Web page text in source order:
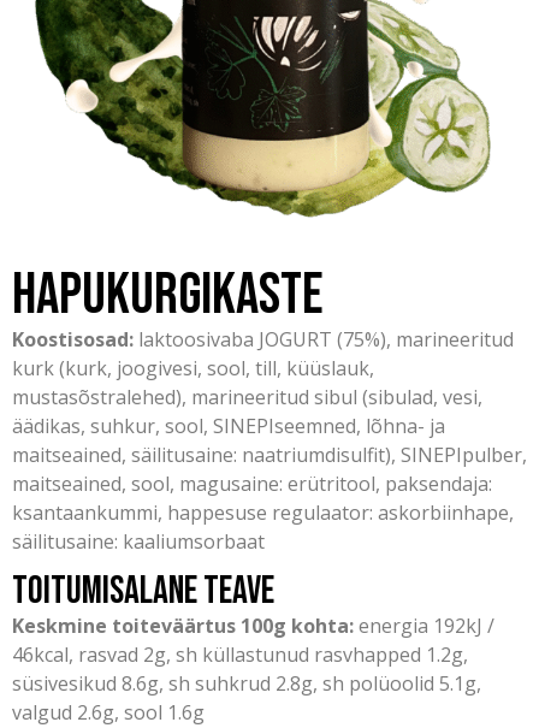
Hapukurgikaste
Koostisosad: laktoosivaba JOGURT (75%), marineeritud
kurk (kurk, joogivesi, sool, till, küüslauk,
mustasõstralehed), marineeritud sibul (sibulad, vesi,
äädikas, suhkur, sool, SINEPIseemned, lõhna- ja
maitseained, säilitusaine: naatriumdisulfit), SINEPIpulber,
maitseained, sool, magusaine: erütritool, paksendaja:
ksantaankummi, happesuse regulaator: askorbiinhape,
säilitusaine: kaaliumsorbaat
Toitumisalane teave
Keskmine toiteväärtus 100g kohta:energia 192kJ /
46kcal, rasvad 2g, sh küllastunud rasvhapped 1.2g,
süsivesikud 8.6g, sh suhkrud 2.8g, sh polüoolid 5.1g,
valgud 2.6g, sool 1.6g